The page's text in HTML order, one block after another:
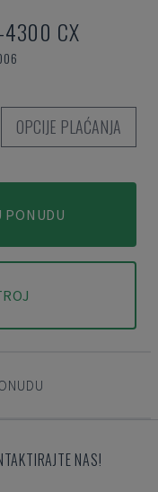
CX
OPCIJE PLAĆANJA
PONUDU
NAS!